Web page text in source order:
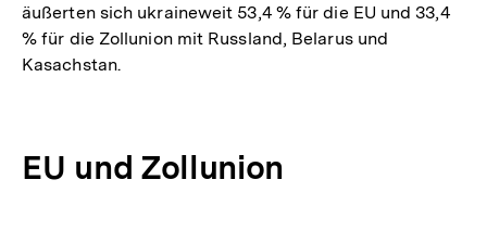
äußerten sich ukraineweit 53,4 % für die EU und 33,4
% für die Zollunion mit Russland, Belarus und
Kasachstan.
EU und Zollunion